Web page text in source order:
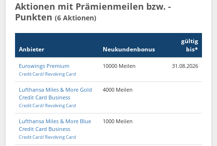
Aktionen mit Prämienmeilen bzw. -
Punkten (6 Aktionen)
Anbieter Neukunden­bonus
gültig
bis*
Eurowings Premium
Credit Card/ Revolving Card
10000 Meilen 31.08.2026
Lufthansa Miles & More Gold
Credit Card Business
Credit Card/ Revolving Card
4000 Meilen
Lufthansa Miles & More Blue
Credit Card Business
Credit Card/ Revolving Card
1000 Meilen